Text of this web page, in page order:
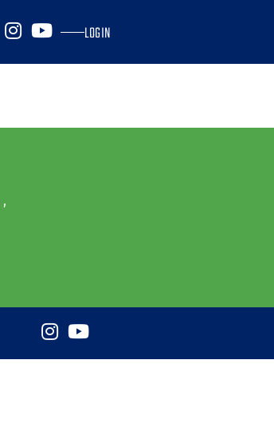
LOGIN
,